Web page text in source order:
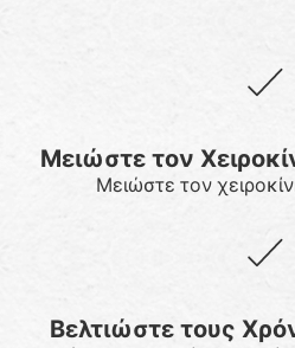
Μειώστε τον
Μειώστε τον
Βελτιώστε τους